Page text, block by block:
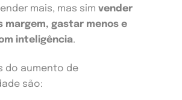
mais, mas sim vender
margem, gastar menos e
inteligência.
do aumento de
são: